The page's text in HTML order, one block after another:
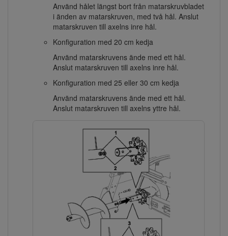
Använd hålet längst bort från matarskruvbladet
i änden av matarskruven, med två hål. Anslut
matarskruven till axelns inre hål.
Konfiguration med 20 cm kedja
Använd matarskruvens ände med ett hål.
Anslut matarskruven till axelns inre hål.
Konfiguration med 25 eller 30 cm kedja
Använd matarskruvens ände med ett hål.
Anslut matarskruven till axelns yttre hål.